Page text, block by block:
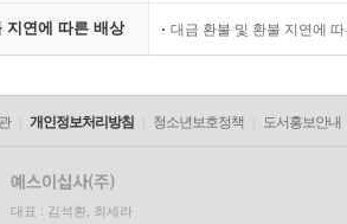
지연에 따른 배상 대금 환불 및 환불 지연에
개인정보처리방침 청소년보호정책 도서홍보안내
대표 : 김석환, 최세라